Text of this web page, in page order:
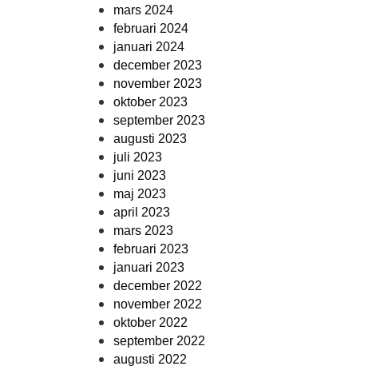
mars 2024
februari 2024
januari 2024
december 2023
november 2023
oktober 2023
september 2023
augusti 2023
juli 2023
juni 2023
maj 2023
april 2023
mars 2023
februari 2023
januari 2023
december 2022
november 2022
oktober 2022
september 2022
augusti 2022